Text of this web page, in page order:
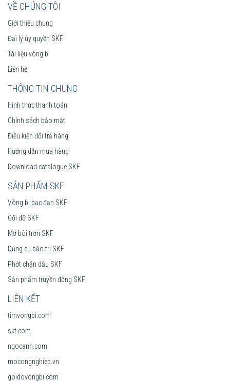
VỀ CHÚNG TÔI
Giới thiệu chung
Đại lý ủy quyền SKF
Tài liệu vòng bi
Liên hệ
THÔNG TIN CHUNG
Hình thức thanh toán
Chính sách bảo mật
Điều kiện đổi trả hàng
Hướng dẫn mua hàng
Download catalogue SKF
SẢN PHẨM SKF
Vòng bi bạc đạn SKF
Gối đỡ SKF
Mỡ bôi trơn SKF
Dụng cụ bảo trì SKF
Phớt chặn dầu SKF
Sản phẩm truyền động SKF
LIÊN KẾT
timvongbi.com
skf.com
ngocanh.com
mocongnghiep.vn
goidovongbi.com